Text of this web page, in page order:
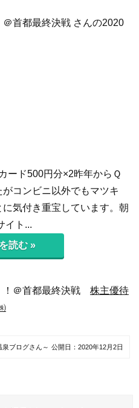
首都最終決戦 さんの2020
ード500円分×2昨年からＱ
コンビニ以外でもマツキ
気付き重宝しています。朝
イト...
読む »
！＠首都最終決戦 株主優待
泉ブログさん～ 公開日： 2020年12月2日